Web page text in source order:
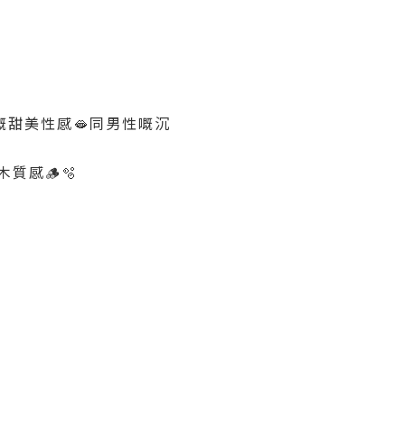
美性感🫦同男性嘅沉
質感🪵🫧